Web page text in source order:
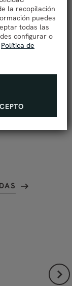
la recopilación
puedes
todas las
configurar o
Política de
tu
en
de